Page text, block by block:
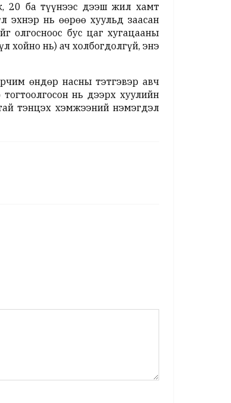
20 ба түүнээс дээш жил хамт
эхнэр нь өөрөө хуульд заасан
олгосноос бус цаг хугацааны
хойно нь) ач холбогдолгүй, энэ
өндөр насны тэтгэвэр авч
нь дээрх хуулийн
тэнцэх хэмжээний нэмэгдэл